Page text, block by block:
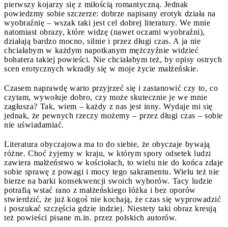
pierwszy kojarzy się z miłością romantyczną. Jednak
powiedzmy sobie szczerze: dobrze napisany erotyk działa na
wyobraźnię – wszak taki jest cel dobrej literatury. We mnie
natomiast obrazy, które widzę (nawet oczami wyobraźni),
działają bardzo mocno, silnie i przez długi czas. A ja nie
chciałabym w każdym napotkanym mężczyźnie widzieć
bohatera takiej powieści. Nie chciałabym też, by opisy ostrych
scen erotycznych wkradły się w moje życie małżeńskie.
Czasem naprawdę warto przyjrzeć się i zastanowić czy to, co
czytam, wywołuje dobro, czy może skutecznie je we mnie
zagłusza? Tak, wiem – każdy z nas jest inny. Wydaje mi się
jednak, że pewnych rzeczy możemy – przez długi czas – sobie
nie uświadamiać.
Literatura obyczajowa ma to do siebie, że obyczaje bywają
różne. Choć żyjemy w kraju, w którym spory odsetek ludzi
zawiera małżeństwo w kościołach, to wielu nie do końca zdaje
sobie sprawę z powagi i mocy tego sakramentu. Wielu też nie
bierze na barki konsekwencji swoich wyborów. Tacy ludzie
potrafią wstać rano z małżeńskiego łóżka i bez oporów
stwierdzić, że już kogoś nie kochają, że czas się wyprowadzić
i poszukać szczęścia gdzie indziej. Niestety taki obraz kreują
też powieści pisane m.in. przez polskich autorów.